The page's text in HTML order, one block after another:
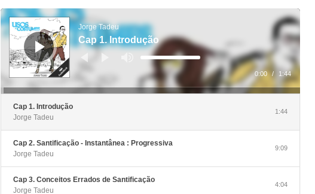
Audio-
Player
Jorge Tadeu
Cap 1. Introdução
Pfeiltasten
Hoch/Runter
benutzen,
um
die
Lautstärke
0:00 / 1:44
Cap 1. Introdução
Jorge Tadeu
1:44
Cap 2. Santificação - Instantânea : Progressiva
Jorge Tadeu
9:09
Cap 3. Conceitos Errados de Santificação
Jorge Tadeu
4:04